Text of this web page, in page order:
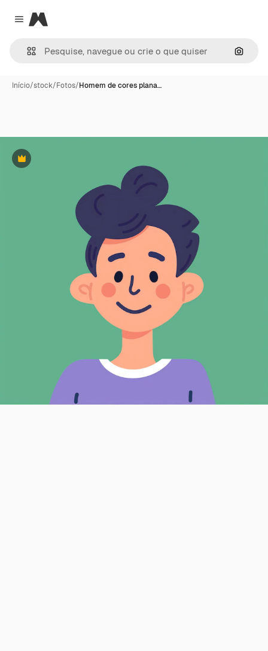
Close menu
Magnific
Início/stock/Fotos/Homem de cores plana…
Premium